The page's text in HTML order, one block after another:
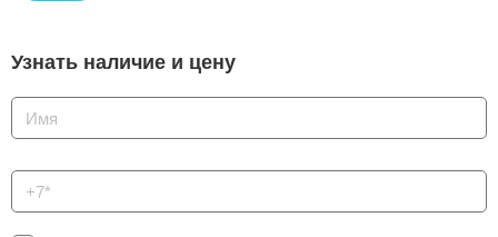
Узнать наличие и цену